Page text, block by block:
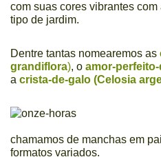
com suas cores vibrantes
tipo de jardim.
Dentre tantas nomearemos as
grandiflora), o amor-
a crista-de-galo (Celosia
chamamos de manchas em
formatos variados.